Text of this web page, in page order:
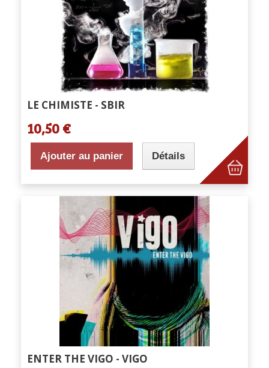
LE CHIMISTE - SBIR
10,50 €
Ajouter au panier Détails
ENTER THE VIGO - VIGO